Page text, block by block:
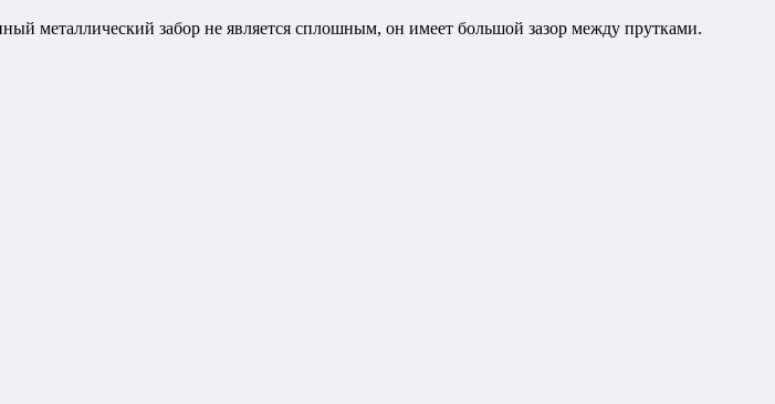
металлический забор не является сплошным, он имеет большой зазор между прутками.